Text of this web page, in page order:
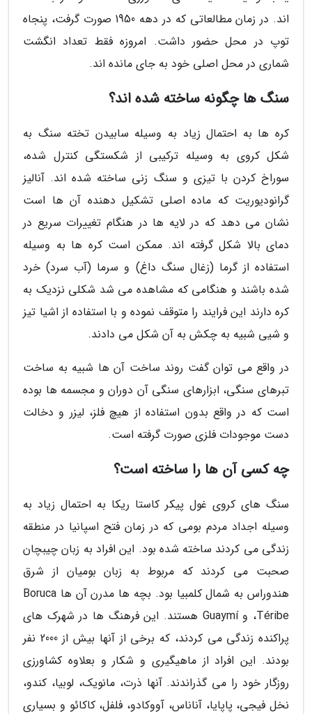
اند. در زمان مطالعاتی که در دهه 1950 صورت گرفت، پنجاه
توپ در محل حضور داشت. امروزه فقط تعداد انگشت
شماری در محل اصلی خود به جای مانده اند.
سنگ ها چگونه ساخته شده اند؟
کره ها به احتمال زیاد به وسیله سابیدن تخته سنگ به
شکل کروی به وسیله ترکیبی از شکستگی کنترل شده،
سوراخ کردن با تیزی و سنگ زنی ساخته شده اند. آنالیز
گرانودیوریت که ماده اصلی تشکیل دهنده آن ها است
نشان می دهد که در لایه ها در هنگام تغییرات سریع در
دمای بالا شکل گرفته اند. ممکن است کره ها به وسیله
استفاده از گرما (زغال سنگ داغ) و سرما (آب سرد) خرد
شده باشند و هنگامی که مشاهده می شد شکلی نزدیک به
کره دارند این فرایند را متوقف نموده و با استفاده از اشیا تیز
و شیی شبیه به چکش به آن شکل می دادند.
در واقع می توان گفت روند ساخت آن ها شبیه به ساخت
تبرهای سنگی، ابزارهای سنگی آن دوران و مجسمه ها بوده
است که در واقع بدون استفاده از هیچ فلز، لیزر و دخالت
دست موجودات فلزی صورت گرفته است.
چه کسی آن ها را ساخته است؟
سنگ های کروی غول پیکر کاستا ریکا به احتمال زیاد به
وسیله اجداد مردم بومی که در زمان فتح اسپانیا در منطقه
زندگی می کردند ساخته شده بود. این افراد به زبان چیبچان
صحبت می کردند که مربوط به زبان بومیان از شرق
هندوراس به شمال کلمبیا بود. بچه ها مدرن آن ها Boruca
،Téribe و Guaymí هستند. این فرهنگ ها در شهرک های
پراکنده زندگی می کردند، که برخی از آنها بیش از 2000 نفر
بودند. این افراد از ماهیگیری و شکار و بعلاوه کشاورزی
روزگار خود را می گذراندند. آنها ذرت، مانویک، لوبیا، کندو،
نخل فیجی، پاپایا، آناناس، آووکادو، فلفل، کاکائو و بسیاری